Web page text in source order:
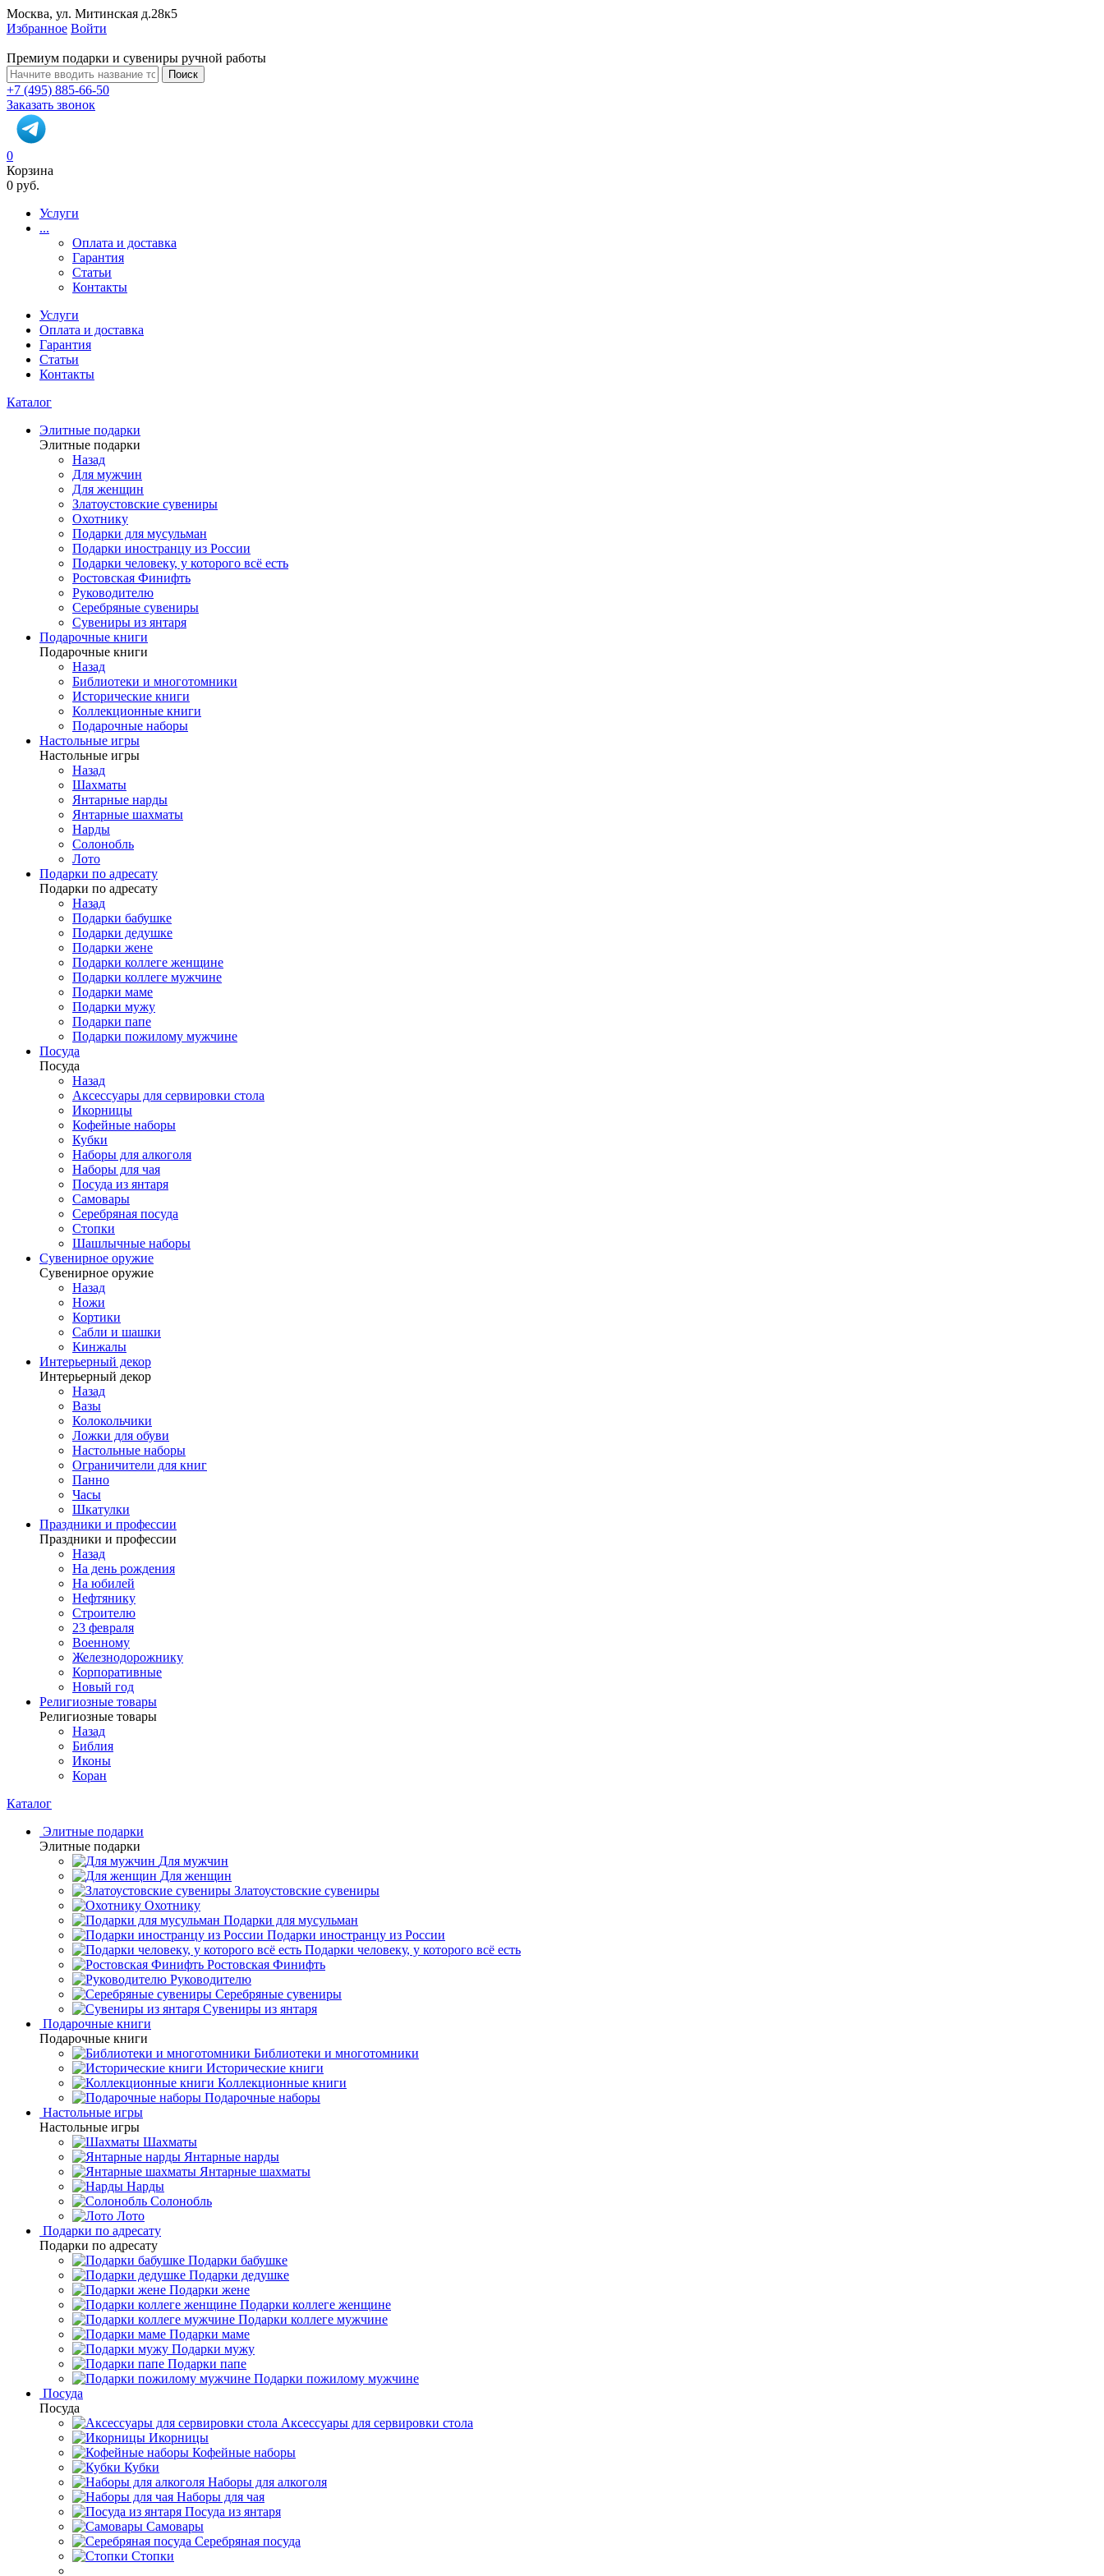
Москва, ул. Митинская д.28к5
Избранное Войти
Премиум подарки и сувениры ручной работы
Поиск
+7 (495) 885-66-50
Заказать звонок
0
Корзина
0 руб.
Услуги
...
Оплата и доставка
Гарантия
Статьи
Контакты
Услуги
Оплата и доставка
Гарантия
Статьи
Контакты
Каталог
Элитные подарки
Элитные подарки
Назад
Для мужчин
Для женщин
Златоустовские сувениры
Охотнику
Подарки для мусульман
Подарки иностранцу из России
Подарки человеку, у которого всё есть
Ростовская Финифть
Руководителю
Серебряные сувениры
Сувениры из янтаря
Подарочные книги
Подарочные книги
Назад
Библиотеки и многотомники
Исторические книги
Коллекционные книги
Подарочные наборы
Настольные игры
Настольные игры
Назад
Шахматы
Янтарные нарды
Янтарные шахматы
Нарды
Солонобль
Лото
Подарки по адресату
Подарки по адресату
Назад
Подарки бабушке
Подарки дедушке
Подарки жене
Подарки коллеге женщине
Подарки коллеге мужчине
Подарки маме
Подарки мужу
Подарки папе
Подарки пожилому мужчине
Посуда
Посуда
Назад
Аксессуары для сервировки стола
Икорницы
Кофейные наборы
Кубки
Наборы для алкоголя
Наборы для чая
Посуда из янтаря
Самовары
Серебряная посуда
Стопки
Шашлычные наборы
Сувенирное оружие
Сувенирное оружие
Назад
Ножи
Кортики
Сабли и шашки
Кинжалы
Интерьерный декор
Интерьерный декор
Назад
Вазы
Колокольчики
Ложки для обуви
Настольные наборы
Ограничители для книг
Панно
Часы
Шкатулки
Праздники и профессии
Праздники и профессии
Назад
На день рождения
На юбилей
Нефтянику
Строителю
23 февраля
Военному
Железнодорожнику
Корпоративные
Новый год
Религиозные товары
Религиозные товары
Назад
Библия
Иконы
Коран
Каталог
Элитные подарки
Элитные подарки
Для мужчин
Для женщин
Златоустовские сувениры
Охотнику
Подарки для мусульман
Подарки иностранцу из России
Подарки человеку, у которого всё есть
Ростовская Финифть
Руководителю
Серебряные сувениры
Сувениры из янтаря
Подарочные книги
Подарочные книги
Библиотеки и многотомники
Исторические книги
Коллекционные книги
Подарочные наборы
Настольные игры
Настольные игры
Шахматы
Янтарные нарды
Янтарные шахматы
Нарды
Солонобль
Лото
Подарки по адресату
Подарки по адресату
Подарки бабушке
Подарки дедушке
Подарки жене
Подарки коллеге женщине
Подарки коллеге мужчине
Подарки маме
Подарки мужу
Подарки папе
Подарки пожилому мужчине
Посуда
Посуда
Аксессуары для сервировки стола
Икорницы
Кофейные наборы
Кубки
Наборы для алкоголя
Наборы для чая
Посуда из янтаря
Самовары
Серебряная посуда
Стопки